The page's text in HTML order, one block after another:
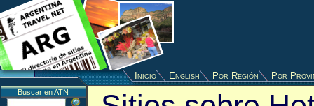
Inicio English Por Región Por
Buscar en ATN